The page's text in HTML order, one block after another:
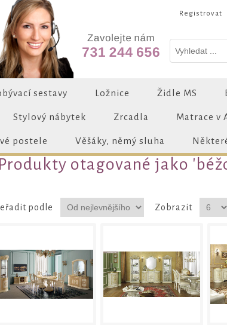
Registrovat
sestavy Ložnice Židle MS
Stylový nábytek Zrcadla Matrace v
postele Věšáky, němý sluha
Produkty otagované jako
podle Zobrazit